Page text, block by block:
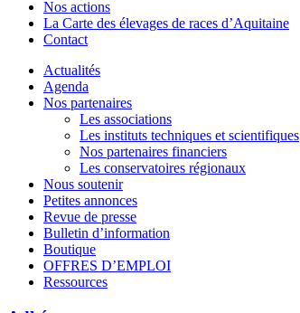
Nos actions
La Carte des élevages de races d’Aquitaine
Contact
Actualités
Agenda
Nos partenaires
Les associations
Les instituts techniques et scientifiques
Nos partenaires financiers
Les conservatoires régionaux
Nous soutenir
Petites annonces
Revue de presse
Bulletin d’information
Boutique
OFFRES D’EMPLOI
Ressources